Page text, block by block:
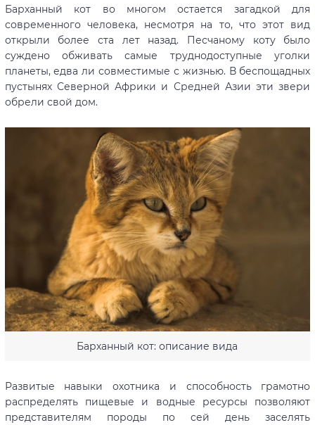
Барханный кот во многом остается загадкой для
современного человека, несмотря на то, что этот вид
открыли более ста лет назад. Песчаному коту было
суждено обживать самые труднодоступные уголки
планеты, едва ли совместимые с жизнью. В беспощадных
пустынях Северной Африки и Средней Азии эти звери
обрели свой дом.
Барханный кот: описание вида
Развитые навыки охотника и способность грамотно
распределять пищевые и водные ресурсы позволяют
представителям породы по сей день заселять